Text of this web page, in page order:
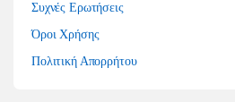
Συχνές Ερωτήσεις
Όροι Χρήσης
Πολιτική Απορρήτου